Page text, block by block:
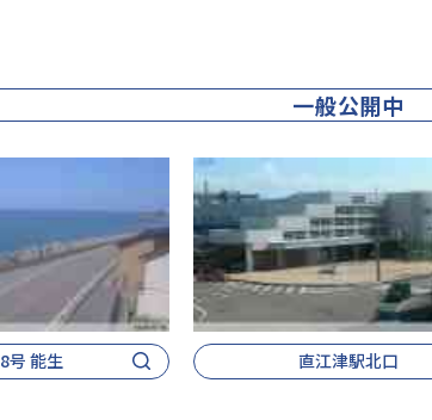
一般公開中
号 能生 直江津駅北口